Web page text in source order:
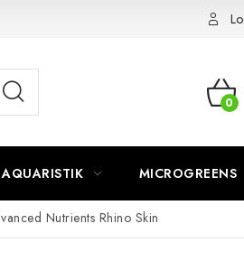
AQUARISTIK MICROGREENS
Nutrients Rhino Skin